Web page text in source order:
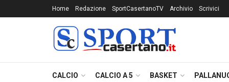
Home Redazione SportCasertanoTV Archivio Scrivici
CALCIO CALCIO A 5 BASKET